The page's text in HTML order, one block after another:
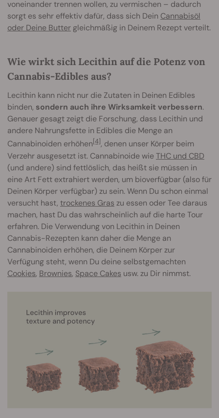
voneinander trennen wollen, zu vermischen – dadurch
sorgt es sehr effektiv dafür, dass sich Dein Cannabisöl
oder Deine Butter gleichmäßig in Deinem Rezept verteilt.
Wie wirkt sich Lecithin auf die Potenz von
Cannabis-Edibles aus?
Lecithin kann nicht nur die Zutaten in Deinen Edibles
binden, sondern auch ihre Wirksamkeit verbessern.
Genauer gesagt zeigt die Forschung, dass Lecithin und
andere Nahrungsfette in Edibles die Menge an
Cannabinoiden erhöhen[4], denen unser Körper beim
Verzehr ausgesetzt ist. Cannabinoide wieTHC und CBD
(und andere) sind fettlöslich, das heißt sie müssen in
eine Art Fett extrahiert werden, um bioverfügbar (also für
Deinen Körper verfügbar) zu sein. Wenn Du schon einmal
versucht hast, trockenes Gras zu essen oder Tee daraus
machen, hast Du das wahrscheinlich auf die harte Tour
erfahren. Die Verwendung von Lecithin in Deinen
Cannabis-Rezepten kann daher die Menge an
Cannabinoiden erhöhen, die Deinem Körper zur
Verfügung steht, wenn Du deine selbstgemachten
Cookies, Brownies, Space Cakes usw. zu Dir nimmst.